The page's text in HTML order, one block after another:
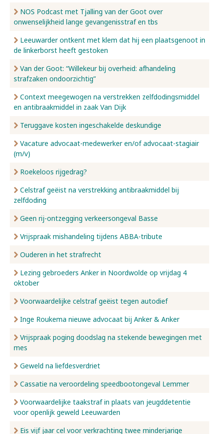
NOS Podcast met Tjalling van der Goot over
onwenselijkheid lange gevangenisstraf en tbs
Leeuwarder ontkent met klem dat hij een plaatsgenoot in
de linkerborst heeft gestoken
Van der Goot: “Willekeur bij overheid: afhandeling
strafzaken ondoorzichtig”
Context meegewogen na verstrekken zelfdodingsmiddel
en antibraakmiddel in zaak Van Dijk
Teruggave kosten ingeschakelde deskundige
Vacature advocaat-medewerker en/of advocaat-stagiair
(m/v)
Roekeloos rijgedrag?
Celstraf geëist na verstrekking antibraakmiddel bij
zelfdoding
Geen rij-ontzegging verkeersongeval Basse
Vrijspraak mishandeling tijdens ABBA-tribute
Ouderen in het strafrecht
Lezing gebroeders Anker in Noordwolde op vrijdag 4
oktober
Voorwaardelijke celstraf geëist tegen autodief
Inge Roukema nieuwe advocaat bij Anker & Anker
Vrijspraak poging doodslag na stekende bewegingen met
mes
Geweld na liefdesverdriet
Cassatie na veroordeling speedbootongeval Lemmer
Voorwaardelijke taakstraf in plaats van jeugddetentie
voor openlijk geweld Leeuwarden
Eis vijf jaar cel voor verkrachting twee minderjarige